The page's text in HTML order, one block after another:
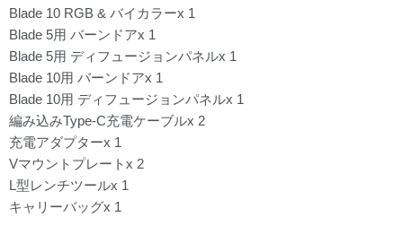
Blade 10 RGB & バイカラーx 1
Blade 5用 バーンドアx 1
Blade 5用 ディフュージョンパネルx 1
Blade 10用 バーンドアx 1
Blade 10用 ディフュージョンパネルx 1
編み込みType-C充電ケーブルx 2
充電アダプターx 1
Vマウントプレートx 2
L型レンチツールx 1
キャリーバッグx 1